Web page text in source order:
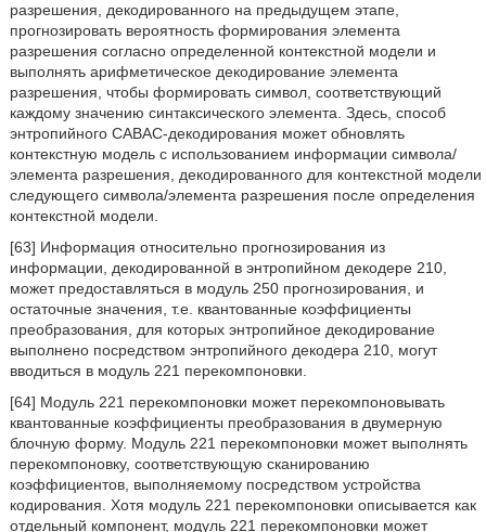
разрешения, декодированного на предыдущем этапе,
прогнозировать вероятность формирования элемента
разрешения согласно определенной контекстной модели и
выполнять арифметическое декодирование элемента
разрешения, чтобы формировать символ, соответствующий
каждому значению синтаксического элемента. Здесь, способ
энтропийного CABAC-декодирования может обновлять
контекстную модель с использованием информации символа/
элемента разрешения, декодированного для контекстной модели
следующего символа/элемента разрешения после определения
контекстной модели.
[63] Информация относительно прогнозирования из
информации, декодированной в энтропийном декодере 210,
может предоставляться в модуль 250 прогнозирования, и
остаточные значения, т.е. квантованные коэффициенты
преобразования, для которых энтропийное декодирование
выполнено посредством энтропийного декодера 210, могут
вводиться в модуль 221 перекомпоновки.
[64] Модуль 221 перекомпоновки может перекомпоновывать
квантованные коэффициенты преобразования в двумерную
блочную форму. Модуль 221 перекомпоновки может выполнять
перекомпоновку, соответствующую сканированию
коэффициентов, выполняемому посредством устройства
кодирования. Хотя модуль 221 перекомпоновки описывается как
отдельный компонент, модуль 221 перекомпоновки может